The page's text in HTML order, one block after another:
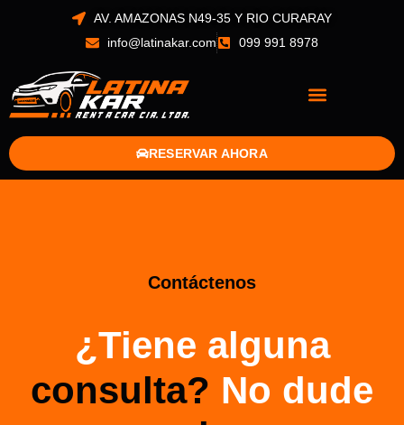
AV. AMAZONAS N49-35 Y RIO CURARAY
info@latinakar.com
099 991 8978
RESERVAR AHORA
Contáctenos
¿Tiene alguna
consulta? No dude